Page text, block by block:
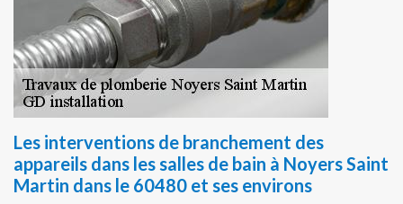
Les interventions de branchement des
appareils dans les salles de bain à Noyers Saint
Martin dans le 60480 et ses environs